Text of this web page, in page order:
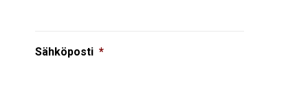
Sähköposti *